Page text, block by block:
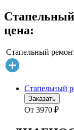
цена:
Стапельный
Стапельный
Заказать
От 3970 ₽